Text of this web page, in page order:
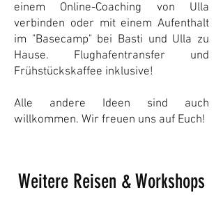
einem Online-Coaching von Ulla
verbinden oder mit einem Aufenthalt
im "Basecamp" bei Basti und Ulla zu
Hause. Flughafentransfer und
Frühstückskaffee inklusive!
Alle andere Ideen sind auch
willkommen. Wir freuen uns auf Euch!
Weitere Reisen & Workshops